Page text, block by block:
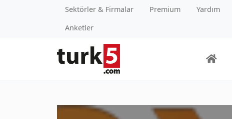
Sektörler & Firmalar Premium Yardım
Anketler